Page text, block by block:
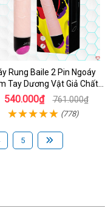
Rung Baile 2 Pin Ngoáy
Tay Dương Vật Giả Chất
Lượng
540.000₫ 761.000₫
(778)
5